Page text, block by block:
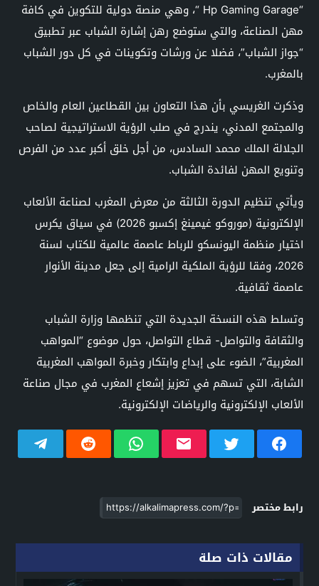
“Hp Gaming Garage “، وهي منصة دولية للتكوين في كافة
مهن الصناعة، والتي ستوضع رهن إشارة الشباب عبر تطبيق
“جواز الشباب”، فضلا عن ورشات وتكوينات في كل دور الشباب
بالمغرب.
وذكرت الغريسي بأن هذا التعاون بين القطاعين العام والخاص
والمجتمع المدني، يندرج في صلب الرؤية الاستراتيجية لصاحب
الجلالة الملك محمد السادس، من أجل خلق أكبر عدد من الفرص
وتنويع المهن لفائدة الشباب.
ويأتي تنظيم الدورة الثالثة من معرض المغرب لصناعة الألعاب
الإلكترونية (موروكو غيمينغ إكسبو 2026) في سياق يكرس
اختيار منظمة اليونسكو للرباط عاصمة عالمية للكتاب لسنة
2026، وفقا للرؤية الملكية الرامية إلى جعل مدينة الأنوار
عاصمة ثقافية.
وتسلط هذه النسخة الجديدة التي تنظمها وزارة الشباب
والثقافة والتواصل- قطاع التواصل، حول موضوع “المواهب
المغربية”، الضوء على إبداع وابتكار وخبرة المواهب المغربية
الشابة، التي تسهم في تعزيز إشعاع المغرب في مجال صناعة
الألعاب الإلكترونية والرياضات الإلكترونية.
رابط مختصر
مقالات ذات صلة